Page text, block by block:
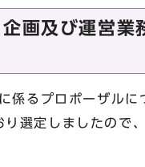
画及び運営業
係るプロポーザルに
選定しましたので